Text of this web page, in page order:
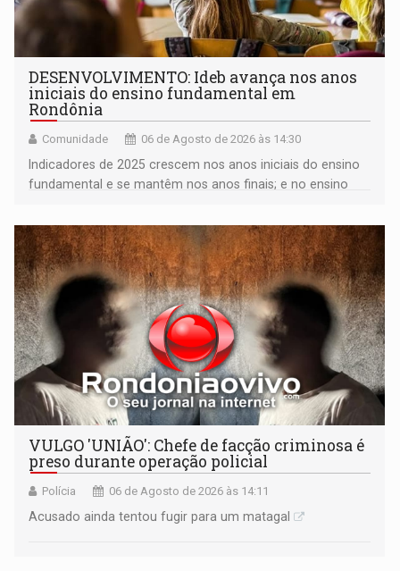
DESENVOLVIMENTO: Ideb avança nos anos
iniciais do ensino fundamental em
Rondônia
Comunidade 06 de Agosto de 2026 às 14:30
Indicadores de 2025 crescem nos anos iniciais do ensino
fundamental e se mantêm nos anos finais; e no ensino
VULGO 'UNIÃO': Chefe de facção criminosa é
preso durante operação policial
Polícia 06 de Agosto de 2026 às 14:11
Acusado ainda tentou fugir para um matagal